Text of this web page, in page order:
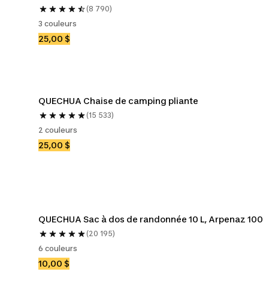
(8 790)
3 couleurs
25,00 $
QUECHUA Chaise de camping pliante
(15 533)
2 couleurs
25,00 $
QUECHUA Sac à dos de randonnée 10 L, Arpenaz 100
(20 195)
6 couleurs
10,00 $